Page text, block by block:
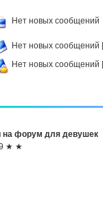
Нет новых сообщений
Нет новых сообщений
Нет новых сообщений
на форум для девушек
★ ★